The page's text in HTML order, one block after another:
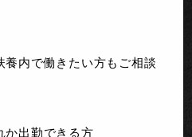
養内で働きたい方もご相談
か出勤できる方